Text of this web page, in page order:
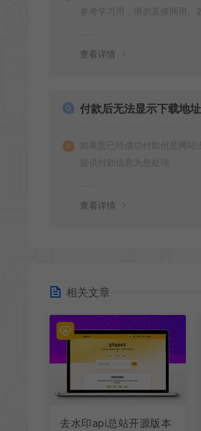
参考学习用，请勿直接商用。
查看详情
付款后无法显示下载地
如果您已经成功付款但是网站
提供付款信息为您处理
查看详情
相关文章
去水印api总站开源版本